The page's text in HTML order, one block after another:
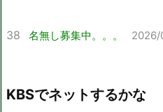
38 名無し募集中。。。 2026/
KBSでネットするかな